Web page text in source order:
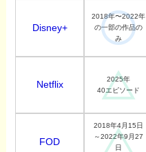
Disney+
2018年〜2022年
の一部の作品の
み
Netflix
2025年
40エピソード
FOD
2018年4月15日
～2022年9月27
日